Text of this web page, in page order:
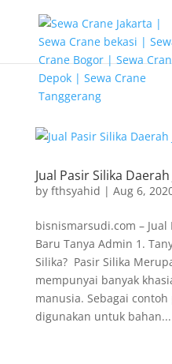
Jual Pasir Silika
by fthsyahid | Aug 6,
bisnismarsudi.com – Jual
Baru Tanya Admin 1.
Silika? Pasir Silika
mempunyai banyak
manusia. Sebagai
digunakan untuk bahan...